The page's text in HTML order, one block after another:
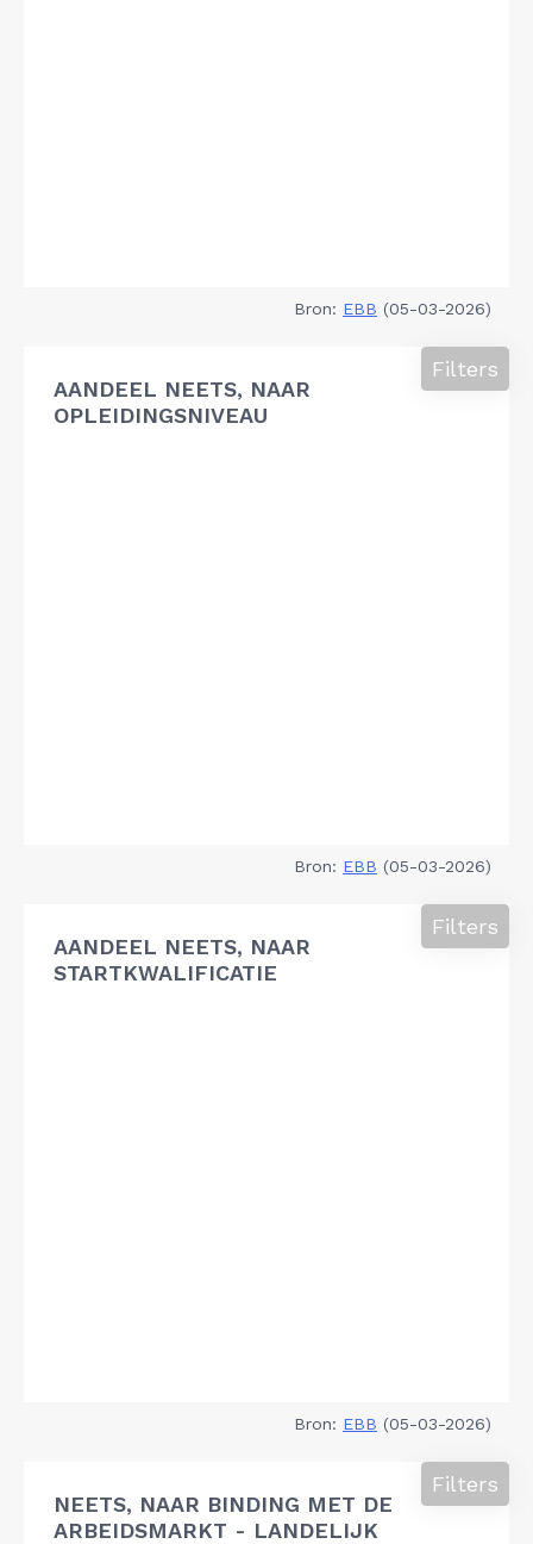
Bron: EBB (05-03-2026)
AANDEEL NEETS, NAAR
OPLEIDINGSNIVEAU
Filters
Bron: EBB (05-03-2026)
AANDEEL NEETS, NAAR
STARTKWALIFICATIE
Filters
Bron: EBB (05-03-2026)
NEETS, NAAR BINDING MET DE
ARBEIDSMARKT - LANDELIJK
Filters